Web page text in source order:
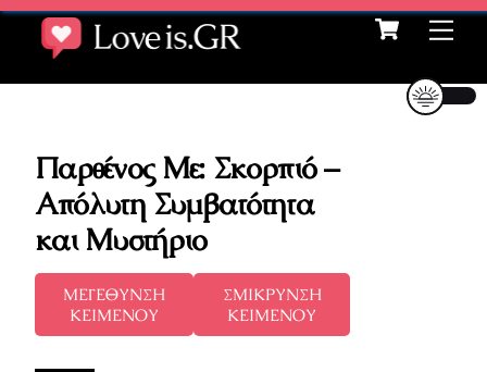
Skip
content
Cart
Παρθένος Με: Σκορπιό –
Απόλυτη Συμβατότητα
και Μυστήριο
ΜΕΓΕΘΥΝΣΗ
ΚΕΙΜΕΝΟΥ
ΣΜΙΚΡΥΝΣΗ
ΚΕΙΜΕΝΟΥ